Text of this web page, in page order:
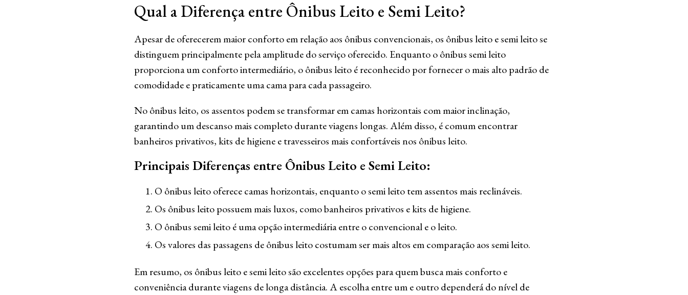
Qual a Diferença entre Ônibus Leito e Semi Leito?
Apesar de oferecerem maior conforto em relação aos ônibus convencionais, os ônibus leito e semi leito se
distinguem principalmente pela amplitude do serviço oferecido. Enquanto o ônibus semi leito
proporciona um conforto intermediário, o ônibus leito é reconhecido por fornecer o mais alto padrão de
comodidade e praticamente uma cama para cada passageiro.
No ônibus leito, os assentos podem se transformar em camas horizontais com maior inclinação,
garantindo um descanso mais completo durante viagens longas. Além disso, é comum encontrar
banheiros privativos, kits de higiene e travesseiros mais confortáveis nos ônibus leito.
Principais Diferenças entre Ônibus Leito e Semi Leito:
O ônibus leito oferece camas horizontais, enquanto o semi leito tem assentos mais reclináveis.
Os ônibus leito possuem mais luxos, como banheiros privativos e kits de higiene.
O ônibus semi leito é uma opção intermediária entre o convencional e o leito.
Os valores das passagens de ônibus leito costumam ser mais altos em comparação aos semi leito.
Em resumo, os ônibus leito e semi leito são excelentes opções para quem busca mais conforto e
conveniência durante viagens de longa distância. A escolha entre um e outro dependerá do nível de